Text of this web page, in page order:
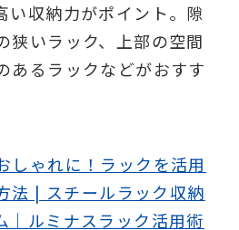
い収納力がポイント。隙
狭いラック、上部の空間
あるラックなどがおすす
しゃれに！ラックを活用
法 | スチールラック収納
｜ルミナスラック活用術